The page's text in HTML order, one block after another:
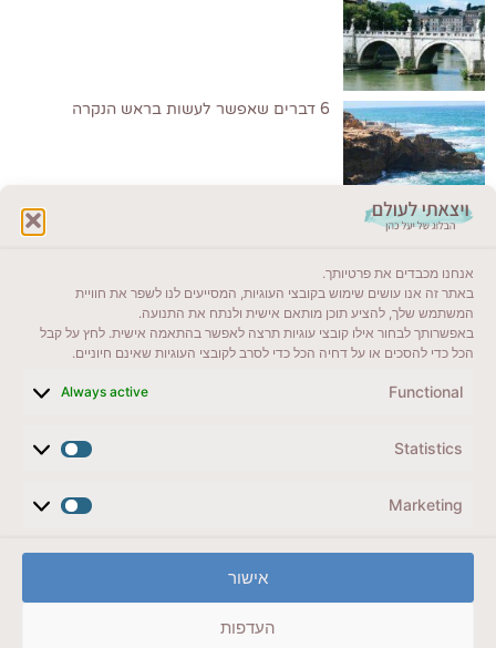
אנחנו מכבדים את פרטיותך.
באתר זה אנו עושים שימוש בקובצי העוגיות, המסייעים לנו לשפר את חוויית
המשתמש שלך, להציע תוכן מותאם אישית ולנתח את התנועה.
באפשרותך לבחור אילו קובצי עוגיות תרצה לאפשר בהתאמה אישית. לחץ על קבל
הכל כדי להסכים או על דחיה הכל כדי לסרב לקובצי העוגיות שאינם חיוניים.
Functional
Always active
Statistics
Marketing
אישור
העדפות
6 דברים שאפשר לעשות בראש הנקרה
ייעדים מומלצים
מדריכים ועזרים
לשליחת הודעת וואטסאפ
veyatsati.laolam@gmail.com
מדיניות פרטיות // תנאי שימוש באתר